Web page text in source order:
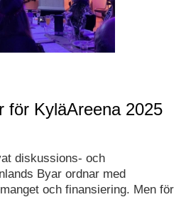
för KyläAreena 2025
diskussions- och
Byar ordnar med
och finansiering. Men för